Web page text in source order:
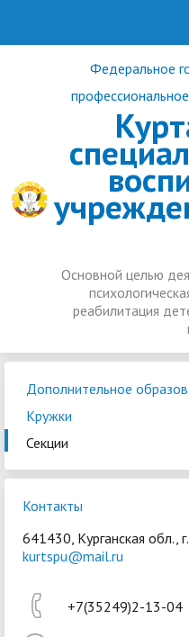
Федеральное
Основной целью
реабилитация
Войти
Дополнительное
Кружки
Секции
Контакты
641430, Курганская обл.,
kurtspu@mail.ru
+7(35249)2-13-04